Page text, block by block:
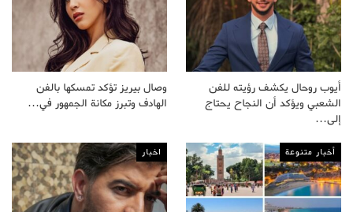
أيوب روحال يكشف رؤيته للفن
الشعبي ويؤكد أن النجاح يحتاج
إلى…
وصال بيريز تؤكد تمسكها بالفن
الهادف وتبرز مكانة الجمهور في…
أخبار متنوعة اخبار